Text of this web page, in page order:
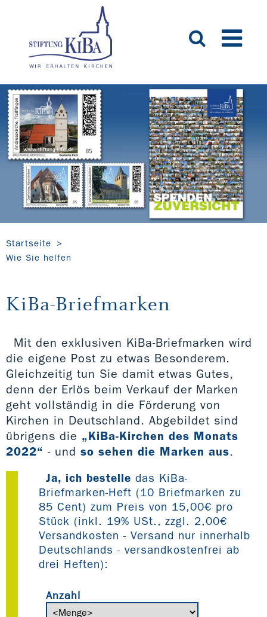
Startseite
Wie Sie helfen
KiBa-Briefmarken
Mit den exklusiven KiBa-Briefmarken wird
die eigene Post zu etwas Besonderem.
Gleichzeitig tun Sie damit etwas Gutes,
denn der Erlös beim Verkauf der Marken
geht vollständig in die Förderung von
Kirchen in Deutschland. Abgebildet sind
übrigens die „KiBa-Kirchen des Monats
2022“ - und so sehen die Marken aus.
Ja, ich bestelle das KiBa-
Briefmarken-Heft (10 Briefmarken zu
85 Cent) zum Preis von 15,00€ pro
Stück (inkl. 19% USt., zzgl. 2,00€
Versandkosten - Versand nur innerhalb
Deutschlands - versandkostenfrei ab
drei Heften):
Anzahl